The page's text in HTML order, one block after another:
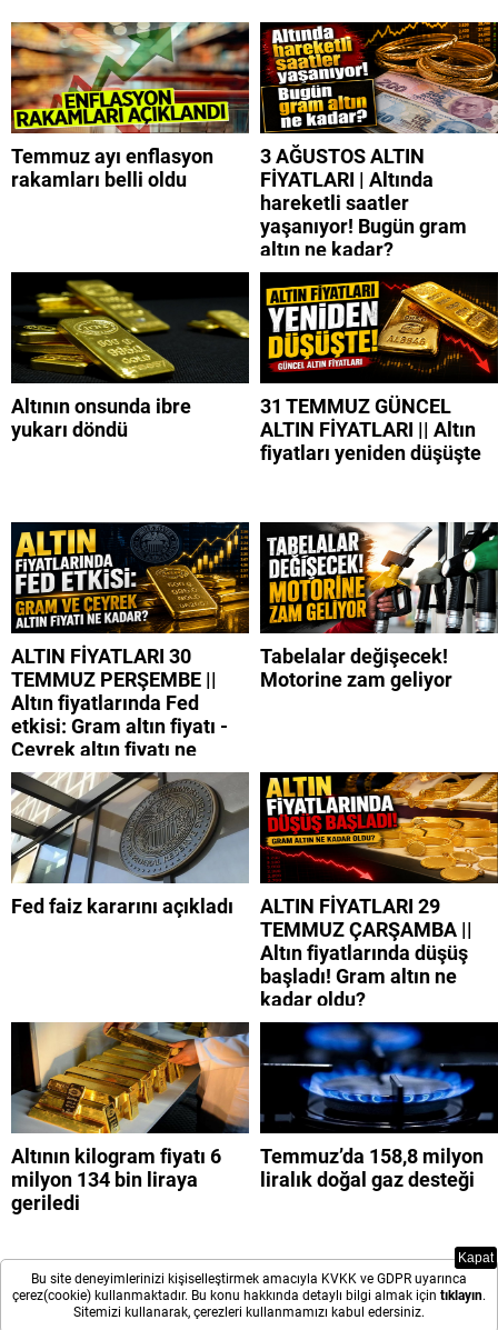
Temmuz ayı enflasyon
rakamları belli oldu
3 AĞUSTOS ALTIN
FİYATLARI | Altında
hareketli saatler
yaşanıyor! Bugün gram
altın ne kadar?
Altının onsunda ibre
yukarı döndü
31 TEMMUZ GÜNCEL
ALTIN FİYATLARI || Altın
fiyatları yeniden düşüşte
ALTIN FİYATLARI 30
TEMMUZ PERŞEMBE ||
Altın fiyatlarında Fed
etkisi: Gram altın fiyatı -
Çeyrek altın fiyatı ne
kadar?
Tabelalar değişecek!
Motorine zam geliyor
Fed faiz kararını açıkladı
ALTIN FİYATLARI 29
TEMMUZ ÇARŞAMBA ||
Altın fiyatlarında düşüş
başladı! Gram altın ne
kadar oldu?
Altının kilogram fiyatı 6
milyon 134 bin liraya
geriledi
Temmuz’da 158,8 milyon
liralık doğal gaz desteği
Bu site deneyimlerinizi kişiselleştirmek amacıyla KVKK ve GDPR uyarınca
çerez(cookie) kullanmaktadır. Bu konu hakkında detaylı bilgi almak için tıklayın.
Sitemizi kullanarak, çerezleri kullanmamızı kabul edersiniz.
Kapat